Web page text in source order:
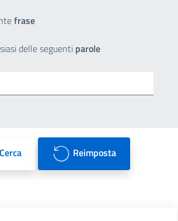
frase
delle seguenti parole
Cerca Reimposta